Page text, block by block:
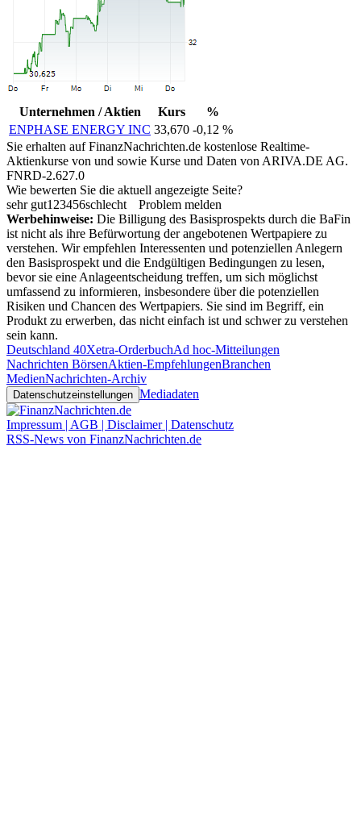
Unternehmen / Aktien Kurs
%
ENPHASE ENERGY INC 33,670 -0,12 %
Sie erhalten auf FinanzNachrichten.de kostenlose Realtime-
Aktienkurse von und sowie Kurse und Daten von ARIVA.DE AG.
FNRD-2.627.0
Wie bewerten Sie die aktuell angezeigte Seite?
sehr gut1 23456schlecht
Problem melden
Werbehinweise: Die Billigung des Basisprospekts durch die BaFin
ist nicht als ihre Befürwortung der angebotenen Wertpapiere zu
verstehen. Wir empfehlen Interessenten und potenziellen Anlegern
den Basisprospekt und die Endgültigen Bedingungen zu lesen,
bevor sie eine Anlageentscheidung treffen, um sich möglichst
umfassend zu informieren, insbesondere über die potenziellen
Risiken und Chancen des Wertpapiers. Sie sind im Begriff, ein
Produkt zu erwerben, das nicht einfach ist und schwer zu verstehen
sein kann.
Deutschland 40Xetra-OrderbuchAd hoc-Mitteilungen
Nachrichten BörsenAktien-EmpfehlungenBranchen
MedienNachrichten-Archiv
Datenschutzeinstellungen Mediadaten
Impressum | AGB | Disclaimer | Datenschutz
RSS-News von FinanzNachrichten.de